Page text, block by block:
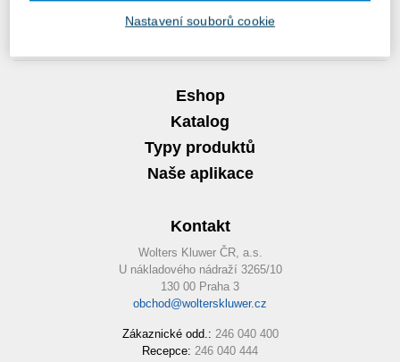
andTerms of Serviceapply.
Eshop
Katalog
Typy produktů
Naše aplikace
Kontakt
Wolters Kluwer ČR, a.s.
U nákladového nádraží 3265/10
130 00 Praha 3
obchod@wolterskluwer.cz
Zákaznické odd.: 246 040 400
Recepce: 246 040 444
Nastavení souborů cookie